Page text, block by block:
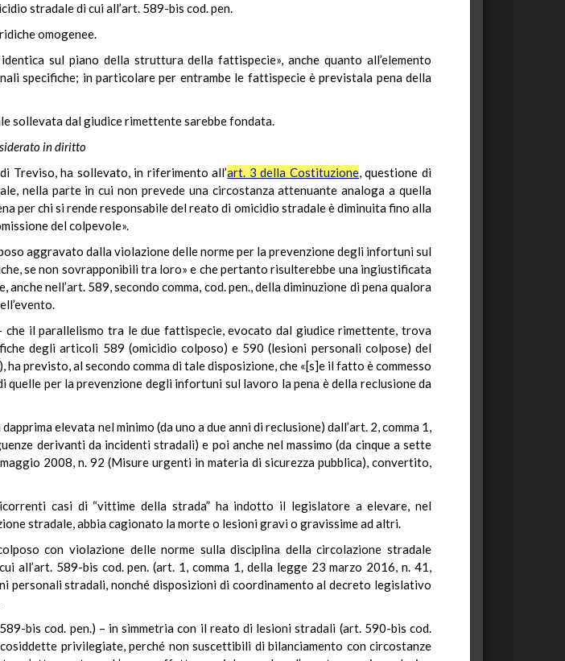
stradale di cui all’art. 589-bis cod. pen.
omogenee.
sul piano della struttura della fattispecie», anche quanto all’elemento
specifiche; in particolare per entrambe le fattispecie è previstala pena della
sollevata dal giudice rimettente sarebbe fondata.
in diritto
Treviso, ha sollevato, in riferimento all’art. 3 della Costituzione, questione di
nella parte in cui non prevede una circostanza attenuante analoga a quella
per chi si rende responsabile del reato di omicidio stradale è diminuita fino alla
del colpevole».
aggravato dalla violazione delle norme per la prevenzione degli infortuni sul
se non sovrapponibili tra loro» e che pertanto risulterebbe una ingiustificata
nell’art. 589, secondo comma, cod. pen., della diminuzione di pena qualora
il parallelismo tra le due fattispecie, evocato dal giudice rimettente, trova
degli articoli 589 (omicidio colposo) e 590 (lesioni personali colpose) del
previsto, al secondo comma di tale disposizione, che «[s]e il fatto è commesso
per la prevenzione degli infortuni sul lavoro la pena è della reclusione da
elevata nel minimo (da uno a due anni di reclusione) dall’art. 2, comma 1,
derivanti da incidenti stradali) e poi anche nel massimo (da cinque a sette
2008, n. 92 (Misure urgenti in materia di sicurezza pubblica), convertito,
casi di “vittime della strada” ha indotto il legislatore a elevare, nel
stradale, abbia cagionato la morte o lesioni gravi o gravissime ad altri.
con violazione delle norme sulla disciplina della circolazione stradale
all’art. 589-bis cod. pen. (art. 1, comma 1, della legge 23 marzo 2016, n. 41,
stradali, nonché disposizioni di coordinamento al decreto legislativo
bis cod. pen.) – in simmetria con il reato di lesioni stradali (art. 590-bis cod.
privilegiate, perché non suscettibili di bilanciamento con circostanze